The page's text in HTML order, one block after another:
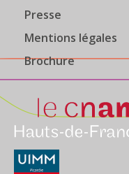
Presse
Mentions légales
Brochure